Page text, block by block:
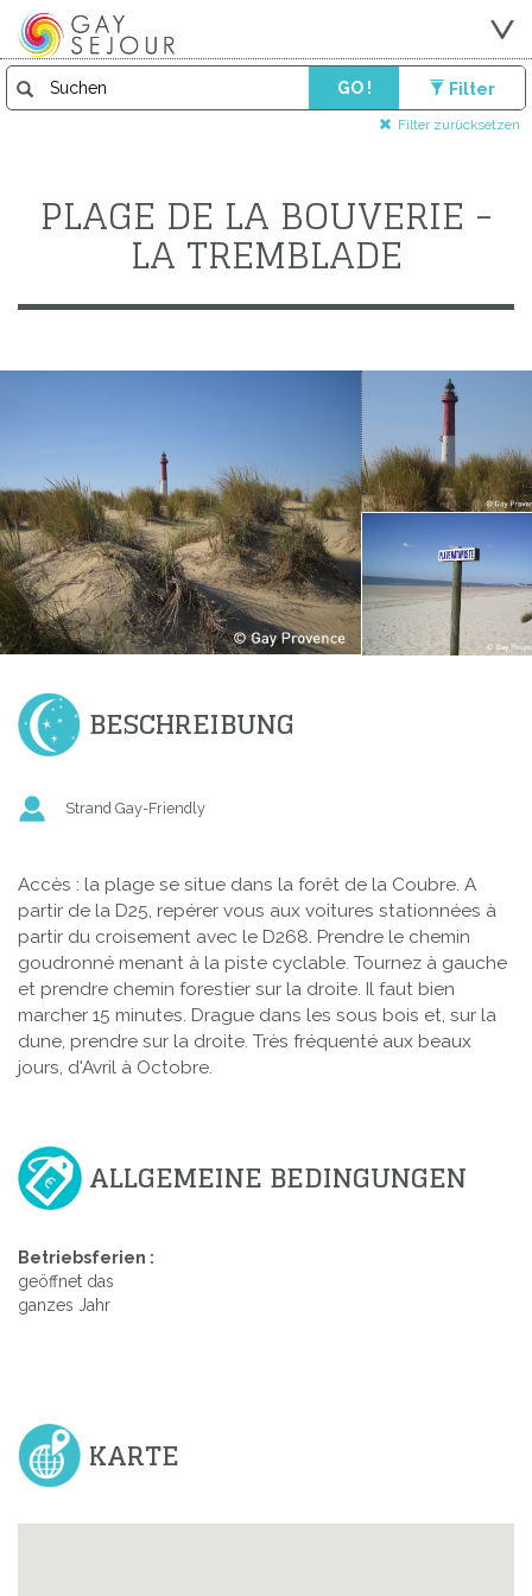
GO ! Filter
Filter zurücksetzen
PLAGE DE LA BOUVERIE -
LA TREMBLADE
BESCHREIBUNG
Strand Gay-Friendly
Accès : la plage se situe dans la forêt de la Coubre. A
partir de la D25, repérer vous aux voitures stationnées à
partir du croisement avec le D268. Prendre le chemin
goudronné menant à la piste cyclable. Tournez à gauche
et prendre chemin forestier sur la droite. Il faut bien
marcher 15 minutes. Drague dans les sous bois et, sur la
dune, prendre sur la droite. Très fréquenté aux beaux
jours, d'Avril à Octobre.
ALLGEMEINE BEDINGUNGEN
Betriebsferien :
geöffnet das
ganzes Jahr
KARTE